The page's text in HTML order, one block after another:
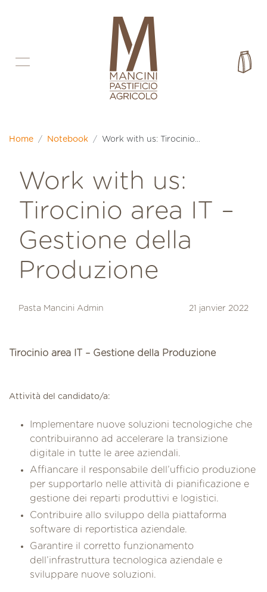
Home Notebook Work with us: Tirocinio...
Work with us:
Tirocinio area IT –
Gestione della
Produzione
Pasta Mancini Admin 21 janvier 2022
Tirocinio area IT – Gestione della Produzione
Attività del candidato/a:
Implementare nuove soluzioni tecnologiche che
contribuiranno ad accelerare la transizione
digitale in tutte le aree aziendali.
Affiancare il responsabile dell’ufficio produzione
per supportarlo nelle attività di pianificazione e
gestione dei reparti produttivi e logistici.
Contribuire allo sviluppo della piattaforma
software di reportistica aziendale.
Garantire il corretto funzionamento
dell’infrastruttura tecnologica aziendale e
sviluppare nuove soluzioni.